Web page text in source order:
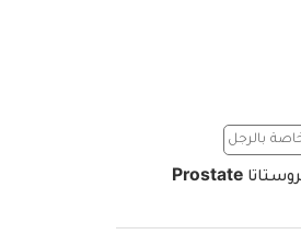
بالرجل
خزعة البروستاتا Prostate